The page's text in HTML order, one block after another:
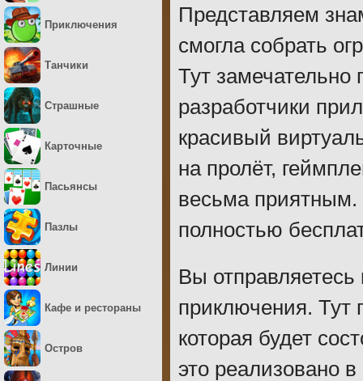
Представляем
смогла собрать
Тут замечательно
разработчики
красивый
на пролёт,
весьма приятным.
полностью
Вы
приключения. Тут
которая будет
это реализовано
Приключения
Танчики
Страшные
Карточные
Пасьянсы
Пазлы
Линии
Кафе и рестораны
Остров